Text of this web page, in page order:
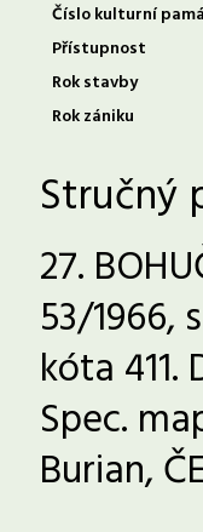
Číslo kulturní
Přístupnost
Rok stavby
Rok zániku
Stručný
27.
53/1966,
kóta 411.
Spec.
Burian,